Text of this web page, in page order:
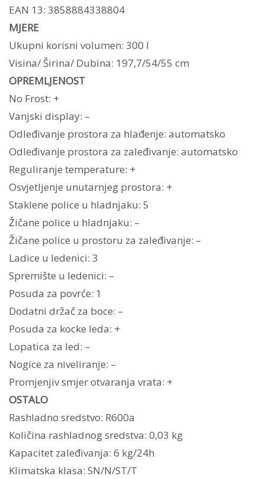
EAN 13: 3858884338804
MJERE
Ukupni korisni volumen: 300 l
Visina/ Širina/ Dubina: 197,7/54/55 cm
OPREMLJENOST
No Frost: +
Vanjski display: –
Odleđivanje prostora za hlađenje: automatsko
Odleđivanje prostora za zaleđivanje: automatsko
Reguliranje temperature: +
Osvjetljenje unutarnjeg prostora: +
Staklene police u hladnjaku: 5
Žičane police u hladnjaku: –
Žičane police u prostoru za zaleđivanje: –
Ladice u ledenici: 3
Spremište u ledenici: –
Posuda za povrće: 1
Dodatni držač za boce: –
Posuda za kocke leda: +
Lopatica za led: –
Nogice za niveliranje: –
Promjenjiv smjer otvaranja vrata: +
OSTALO
Rashladno sredstvo: R600a
Količina rashladnog sredstva: 0,03 kg
Kapacitet zaleđivanja: 6 kg/24h
Klimatska klasa: SN/N/ST/T